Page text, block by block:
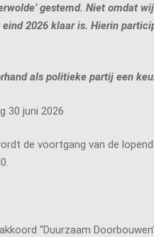
gestemd. Niet omdat
2026 klaar is. Hierin
als politieke partij een
30 juni 2026
de voortgang van de
“Duurzaam